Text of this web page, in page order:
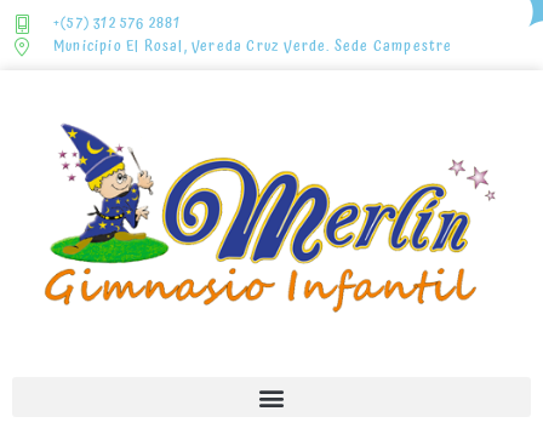
+(57) 312 576 2881
Municipio El Rosal, Vereda Cruz Verde. Sede Campestre